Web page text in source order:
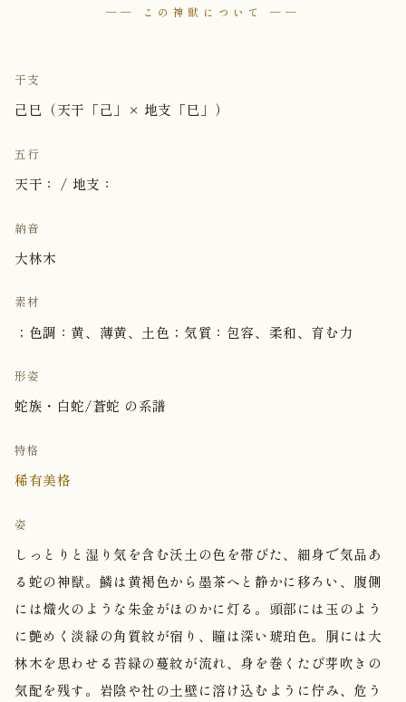
── この神獣について ──
干支
己巳（天干「己」× 地支「巳」）
五行
天干： / 地支：
納音
大林木
素材
；色調：黄、薄黄、土色；気質：包容、柔和、育む力
形姿
蛇族・白蛇/蒼蛇 の系譜
特格
稀有美格
姿
しっとりと湿り気を含む沃土の色を帯びた、細身で気品あ
る蛇の神獣。鱗は黄褐色から墨茶へと静かに移ろい、腹側
には熾火のような朱金がほのかに灯る。頭部には玉のよう
に艶めく淡緑の角質紋が宿り、瞳は深い琥珀色。胴には大
林木を思わせる苔緑の蔓紋が流れ、身を巻くたび芽吹きの
気配を残す。岩陰や社の土壁に溶け込むように佇み、危う